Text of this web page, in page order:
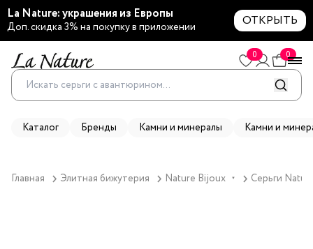
La Nature: украшения из Европы
Доп. скидка 3% на покупку в приложении ОТКРЫТЬ
0 0
Каталог Бренды Камни и минералы Камни и
Главная Элитная бижутерия Nature Bijoux ▼ Серьги